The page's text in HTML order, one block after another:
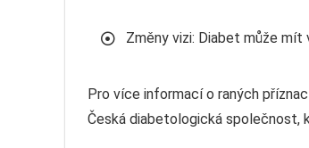
Změny vizi: Diabet může
Pro více informací o raných
Česká diabetologická společnost,